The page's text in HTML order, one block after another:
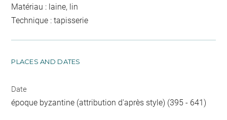
Matériau : laine, lin
Technique : tapisserie
PLACES AND DATES
Date
époque byzantine (attribution d'après style) (395 - 641)